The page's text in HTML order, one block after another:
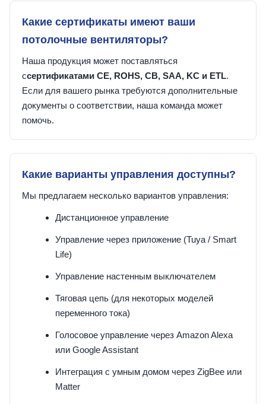
Какие сертификаты имеют ваши
потолочные вентиляторы?
Наша продукция может поставляться
ссертификатами CE, ROHS, CB, SAA, KC и ETL.
Если для вашего рынка требуются дополнительные
документы о соответствии, наша команда может
помочь.
Какие варианты управления доступны?
Мы предлагаем несколько вариантов управления:
Дистанционное управление
Управление через приложение (Tuya / Smart
Life)
Управление настенным выключателем
Тяговая цепь (для некоторых моделей
переменного тока)
Голосовое управление через Amazon Alexa
или Google Assistant
Интеграция с умным домом через ZigBee или
Matter